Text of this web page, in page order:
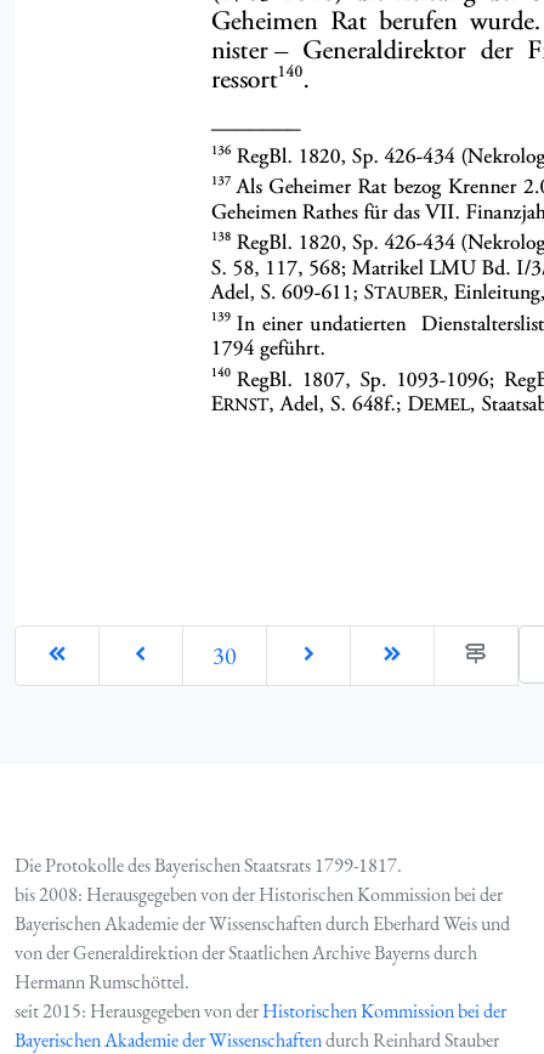
30
Die Protokolle des Bayerischen Staatsrats 1799-1817.
bis 2008: Herausgegeben von der Historischen Kommission bei der
Bayerischen Akademie der Wissenschaften durch Eberhard Weis und
von der Generaldirektion der Staatlichen Archive Bayerns durch
Hermann Rumschöttel.
seit 2015: Herausgegeben von derHistorischen Kommission bei der
Bayerischen Akademie der Wissenschaftendurch Reinhard Stauber